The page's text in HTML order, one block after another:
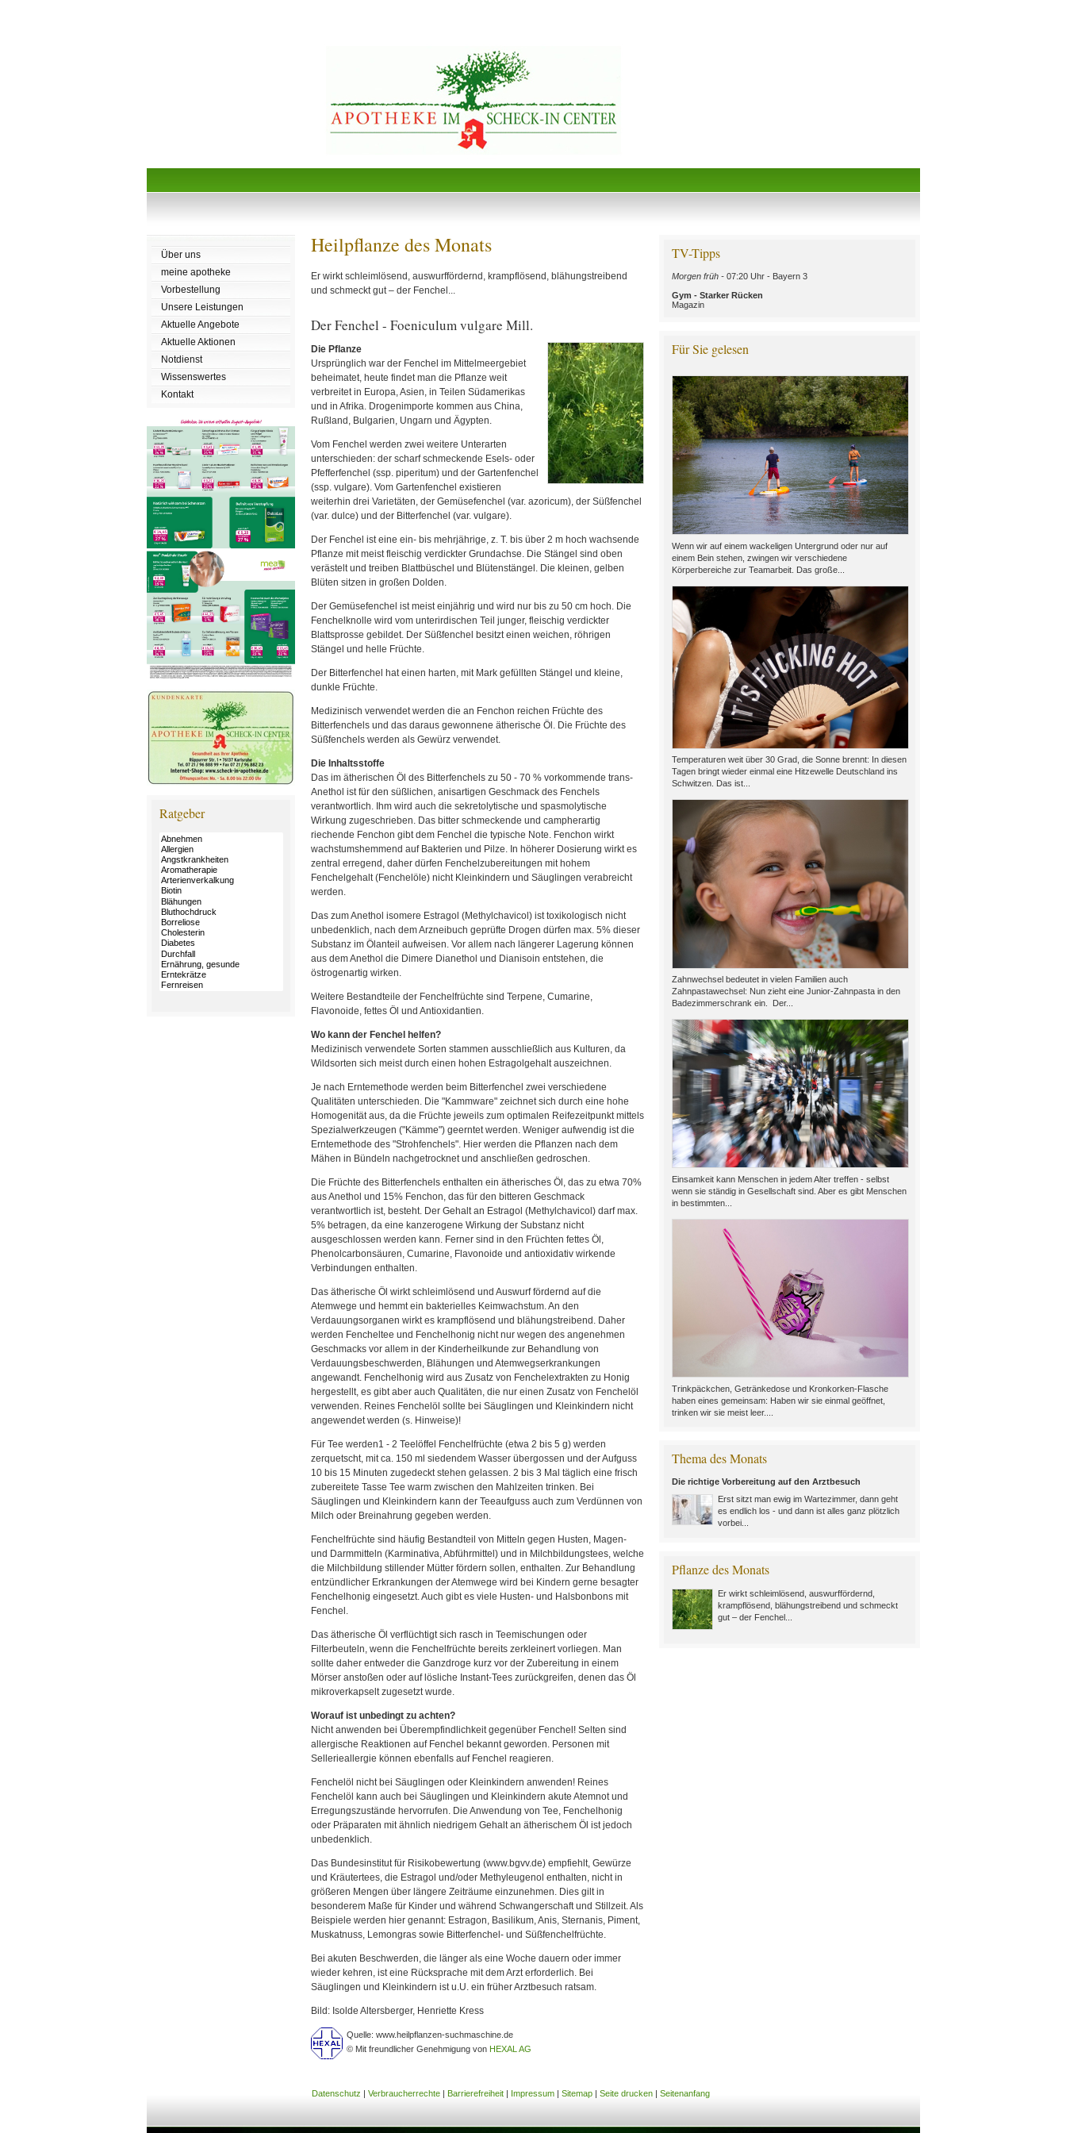
Über uns
meine apotheke
Vorbestellung
Unsere Leistungen
Aktuelle Angebote
Aktuelle Aktionen
Notdienst
Wissenswertes
Kontakt
Ratgeber
Heilpflanze des Monats
Er wirkt schleimlösend, auswurffördernd, krampflösend, blähungstreibend
und schmeckt gut – der Fenchel...
Der Fenchel - Foeniculum vulgare Mill.
Die Pflanze
Ursprünglich war der Fenchel im Mittelmeergebiet
beheimatet, heute findet man die Pflanze weit
verbreitet in Europa, Asien, in Teilen Südamerikas
und in Afrika. Drogenimporte kommen aus China,
Rußland, Bulgarien, Ungarn und Ägypten.
Vom Fenchel werden zwei weitere Unterarten
unterschieden: der scharf schmeckende Esels- oder
Pfefferfenchel (ssp. piperitum) und der Gartenfenchel
(ssp. vulgare). Vom Gartenfenchel existieren
weiterhin drei Varietäten, der Gemüsefenchel (var. azoricum), der Süßfenchel
(var. dulce) und der Bitterfenchel (var. vulgare).
Der Fenchel ist eine ein- bis mehrjährige, z. T. bis über 2 m hoch wachsende
Pflanze mit meist fleischig verdickter Grundachse. Die Stängel sind oben
verästelt und treiben Blattbüschel und Blütenstängel. Die kleinen, gelben
Blüten sitzen in großen Dolden.
Der Gemüsefenchel ist meist einjährig und wird nur bis zu 50 cm hoch. Die
Fenchelknolle wird vom unterirdischen Teil junger, fleischig verdickter
Blattsprosse gebildet. Der Süßfenchel besitzt einen weichen, röhrigen
Stängel und helle Früchte.
Der Bitterfenchel hat einen harten, mit Mark gefüllten Stängel und kleine,
dunkle Früchte.
Medizinisch verwendet werden die an Fenchon reichen Früchte des
Bitterfenchels und das daraus gewonnene ätherische Öl. Die Früchte des
Süßfenchels werden als Gewürz verwendet.
Die Inhaltsstoffe
Das im ätherischen Öl des Bitterfenchels zu 50 - 70 % vorkommende trans-
Anethol ist für den süßlichen, anisartigen Geschmack des Fenchels
verantwortlich. Ihm wird auch die sekretolytische und spasmolytische
Wirkung zugeschrieben. Das bitter schmeckende und campherartig
riechende Fenchon gibt dem Fenchel die typische Note. Fenchon wirkt
wachstumshemmend auf Bakterien und Pilze. In höherer Dosierung wirkt es
zentral erregend, daher dürfen Fenchelzubereitungen mit hohem
Fenchelgehalt (Fenchelöle) nicht Kleinkindern und Säuglingen verabreicht
werden.
Das zum Anethol isomere Estragol (Methylchavicol) ist toxikologisch nicht
unbedenklich, nach dem Arzneibuch geprüfte Drogen dürfen max. 5% dieser
Substanz im Ölanteil aufweisen. Vor allem nach längerer Lagerung können
aus dem Anethol die Dimere Dianethol und Dianisoin entstehen, die
östrogenartig wirken.
Weitere Bestandteile der Fenchelfrüchte sind Terpene, Cumarine,
Flavonoide, fettes Öl und Antioxidantien.
Wo kann der Fenchel helfen?
Medizinisch verwendete Sorten stammen ausschließlich aus Kulturen, da
Wildsorten sich meist durch einen hohen Estragolgehalt auszeichnen.
Je nach Erntemethode werden beim Bitterfenchel zwei verschiedene
Qualitäten unterschieden. Die "Kammware" zeichnet sich durch eine hohe
Homogenität aus, da die Früchte jeweils zum optimalen Reifezeitpunkt mittels
Spezialwerkzeugen ("Kämme") geerntet werden. Weniger aufwendig ist die
Erntemethode des "Strohfenchels". Hier werden die Pflanzen nach dem
Mähen in Bündeln nachgetrocknet und anschließen gedroschen.
Die Früchte des Bitterfenchels enthalten ein ätherisches Öl, das zu etwa 70%
aus Anethol und 15% Fenchon, das für den bitteren Geschmack
verantwortlich ist, besteht. Der Gehalt an Estragol (Methylchavicol) darf max.
5% betragen, da eine kanzerogene Wirkung der Substanz nicht
ausgeschlossen werden kann. Ferner sind in den Früchten fettes Öl,
Phenolcarbonsäuren, Cumarine, Flavonoide und antioxidativ wirkende
Verbindungen enthalten.
Das ätherische Öl wirkt schleimlösend und Auswurf fördernd auf die
Atemwege und hemmt ein bakterielles Keimwachstum. An den
Verdauungsorganen wirkt es krampflösend und blähungstreibend. Daher
werden Fencheltee und Fenchelhonig nicht nur wegen des angenehmen
Geschmacks vor allem in der Kinderheilkunde zur Behandlung von
Verdauungsbeschwerden, Blähungen und Atemwegserkrankungen
angewandt. Fenchelhonig wird aus Zusatz von Fenchelextrakten zu Honig
hergestellt, es gibt aber auch Qualitäten, die nur einen Zusatz von Fenchelöl
verwenden. Reines Fenchelöl sollte bei Säuglingen und Kleinkindern nicht
angewendet werden (s. Hinweise)!
Für Tee werden1 - 2 Teelöffel Fenchelfrüchte (etwa 2 bis 5 g) werden
zerquetscht, mit ca. 150 ml siedendem Wasser übergossen und der Aufguss
10 bis 15 Minuten zugedeckt stehen gelassen. 2 bis 3 Mal täglich eine frisch
zubereitete Tasse Tee warm zwischen den Mahlzeiten trinken. Bei
Säuglingen und Kleinkindern kann der Teeaufguss auch zum Verdünnen von
Milch oder Breinahrung gegeben werden.
Fenchelfrüchte sind häufig Bestandteil von Mitteln gegen Husten, Magen-
und Darmmitteln (Karminativa, Abführmittel) und in Milchbildungstees, welche
die Milchbildung stillender Mütter fördern sollen, enthalten. Zur Behandlung
entzündlicher Erkrankungen der Atemwege wird bei Kindern gerne besagter
Fenchelhonig eingesetzt. Auch gibt es viele Husten- und Halsbonbons mit
Fenchel.
Das ätherische Öl verflüchtigt sich rasch in Teemischungen oder
Filterbeuteln, wenn die Fenchelfrüchte bereits zerkleinert vorliegen. Man
sollte daher entweder die Ganzdroge kurz vor der Zubereitung in einem
Mörser anstoßen oder auf lösliche Instant-Tees zurückgreifen, denen das Öl
mikroverkapselt zugesetzt wurde.
Worauf ist unbedingt zu achten?
Nicht anwenden bei Überempfindlichkeit gegenüber Fenchel! Selten sind
allergische Reaktionen auf Fenchel bekannt geworden. Personen mit
Sellerieallergie können ebenfalls auf Fenchel reagieren.
Fenchelöl nicht bei Säuglingen oder Kleinkindern anwenden! Reines
Fenchelöl kann auch bei Säuglingen und Kleinkindern akute Atemnot und
Erregungszustände hervorrufen. Die Anwendung von Tee, Fenchelhonig
oder Präparaten mit ähnlich niedrigem Gehalt an ätherischem Öl ist jedoch
unbedenklich.
Das Bundesinstitut für Risikobewertung (www.bgvv.de) empfiehlt, Gewürze
und Kräutertees, die Estragol und/oder Methyleugenol enthalten, nicht in
größeren Mengen über längere Zeiträume einzunehmen. Dies gilt in
besonderem Maße für Kinder und während Schwangerschaft und Stillzeit. Als
Beispiele werden hier genannt: Estragon, Basilikum, Anis, Sternanis, Piment,
Muskatnuss, Lemongras sowie Bitterfenchel- und Süßfenchelfrüchte.
Bei akuten Beschwerden, die länger als eine Woche dauern oder immer
wieder kehren, ist eine Rücksprache mit dem Arzt erforderlich. Bei
Säuglingen und Kleinkindern ist u.U. ein früher Arztbesuch ratsam.
Bild: Isolde Altersberger, Henriette Kress
Quelle: www.heilpflanzen-suchmaschine.de
© Mit freundlicher Genehmigung von HEXAL AG
TV-Tipps
Morgen früh -07:20 Uhr - Bayern 3
Gym - Starker Rücken
Magazin
Für Sie gelesen
Wenn wir auf einem wackeligen Untergrund oder nur auf
einem Bein stehen, zwingen wir verschiedene
Körperbereiche zur Teamarbeit. Das große...
Temperaturen weit über 30 Grad, die Sonne brennt: In diesen
Tagen bringt wieder einmal eine Hitzewelle Deutschland ins
Schwitzen. Das ist...
Zahnwechsel bedeutet in vielen Familien auch
Zahnpastawechsel: Nun zieht eine Junior-Zahnpasta in den
Badezimmerschrank ein. Der...
Einsamkeit kann Menschen in jedem Alter treffen - selbst
wenn sie ständig in Gesellschaft sind. Aber es gibt Menschen
in bestimmten...
Trinkpäckchen, Getränkedose und Kronkorken-Flasche
haben eines gemeinsam: Haben wir sie einmal geöffnet,
trinken wir sie meist leer....
Thema des Monats
Die richtige Vorbereitung auf den Arztbesuch
Erst sitzt man ewig im Wartezimmer, dann geht
es endlich los - und dann ist alles ganz plötzlich
vorbei...
Pflanze des Monats
Er wirkt schleimlösend, auswurffördernd,
krampflösend, blähungstreibend und schmeckt
gut – der Fenchel...
Datenschutz Verbraucherrechte| Barrierefreiheit| Impressum| Sitemap| Seite drucken| Seitenanfang